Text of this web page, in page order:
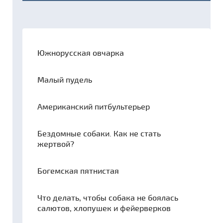
Южнорусская овчарка
Малый пудель
Американский питбультерьер
Бездомные собаки. Как не стать
жертвой?
Богемская пятнистая
Что делать, чтобы собака не боялась
салютов, хлопушек и фейерверков